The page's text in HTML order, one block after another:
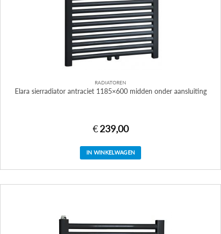
RADIATOREN
Elara sierradiator antraciet 1185×600 midden onder aansluiting
€ 239,00
IN WINKELWAGEN